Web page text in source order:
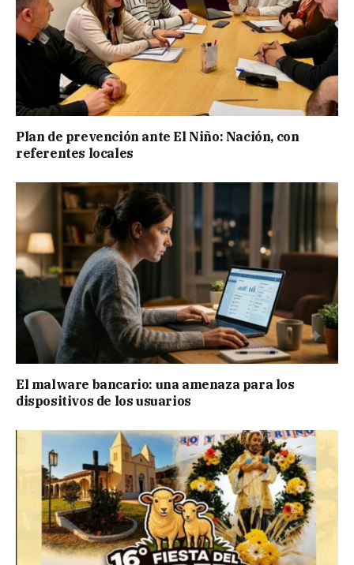
Plan de prevención ante El Niño: Nación, con
referentes locales
El malware bancario: una amenaza para los
dispositivos de los usuarios